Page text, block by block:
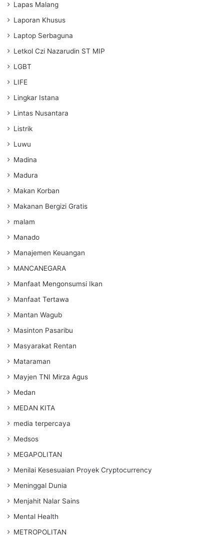
Lapas Malang
Laporan Khusus
Laptop Serbaguna
Letkol Czi Nazarudin ST MIP
LGBT
LIFE
Lingkar Istana
Lintas Nusantara
Listrik
Luwu
Madina
Madura
Makan Korban
Makanan Bergizi Gratis
malam
Manado
Manajemen Keuangan
MANCANEGARA
Manfaat Mengonsumsi Ikan
Manfaat Tertawa
Mantan Wagub
Masinton Pasaribu
Masyarakat Rentan
Mataraman
Mayjen TNI Mirza Agus
Medan
MEDAN KITA
media terpercaya
Medsos
MEGAPOLITAN
Menilai Kesesuaian Proyek Cryptocurrency
Meninggal Dunia
Menjahit Nalar Sains
Mental Health
METROPOLITAN